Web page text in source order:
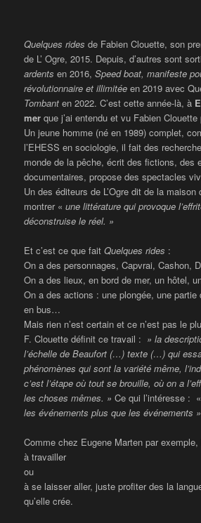
Quelques rides de Fabien Clouette, son
de L’ Ogre, 2015. Depuis, d’autres sont
ardentsen 2016,Speed boat, manifeste
révolutionnaire et illimitéeen 2019 avec
Tombanten 2022. C’est cette année-là, à
mer que j’ai entendu et vu Fabien
Un jeune homme (né en 1989) complet,
l’EHESS en sociologie, il fait des
monde de la pêche, écrit des fictions, des
documentaires, propose des spectacles
Un des éditeurs de L’Ogre dit de la maison
montrer «une littérature qui provoque
déconstruise le réel. »
Et c’est ce que faitQuelques rides :
On a des personnages, Capvrai, Cashon,
On a des lieux, en bord de mer, un hôtel,
On a des actions : une plongée, une
en bus…
Mais rien n’est certain et ce n’est pas le
F. Clouette définit ce travail : » la
l’échelle de Beaufort (…) texte (…) qui
phénomènes qui sont la variété même,
c’est l’étape où tout se brouille, où on a
les choses mêmes. »Ce qui l’intéresse :
les événements plus que les événements
Comme chez Eugene Marten par
à travailler
ou
à se laisser aller, juste profiter des la
qu’elle crée.